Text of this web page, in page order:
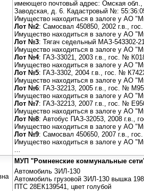
имеющего почтовый адрес: Омская обл.,
Заводская, д. 6. Кадастровый №:
Имущество находиться в залоге у АО
Лот №2: Самосвал 450850, 2002 г.в.,
Имущество находиться в залоге у АО
Лот №3: Тягач седельный МАЗ-543302-
Имущество находиться в залоге у АО
Лот №4: ГАЗ-33021, 2003 г.в., гос. №
Имущество находиться в залоге у АО
Лот №5: ГАЗ-3302, 2004 г.в., гос. №
Имущество находиться в залоге у АО
Лот №6: ГАЗ-32213, 2005 г.в., гос. №
Имущество находиться в залоге у АО
Лот №7: ГАЗ-32213, 2007 г.в., гос. №
Имущество находиться в залоге у АО
Лот №8: Автобус ПАЗ-32053, 2008 г.в.,
Имущество находиться в залоге у АО
Лот №9: Самосвал 450650, 2007 г.в.,
Имущество находиться в залоге у АО
МУП "Ромненские коммунальные
Автомобиль ЗИЛ-130
Автомобиль грузовой ЗИЛ-130 вышка
ПТС 28ЕК139541, цвет голубой